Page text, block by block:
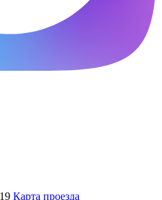
Карта проезда